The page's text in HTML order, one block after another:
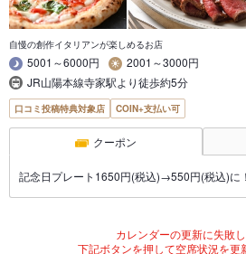
自慢の創作イタリアンが楽しめるお店
5001～6000円
2001～3000円
JR山陽本線寺家駅より徒歩約5分
口コミ投稿特典対象店 COIN+支払い可
クーポン
記念日プレート1650円(税込)→550円(税込)に
カレンダーの更新に失敗し
下記ボタンを押して空席状況を更